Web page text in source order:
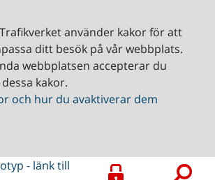
använder kakor för att
ditt besök på vår webbplats.
webbplatsen accepterar du
kakor.
och hur du avaktiverar dem